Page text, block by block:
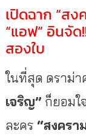
เปิดฉาก “สง
“แอฟ” อินจั
สองใบ
ในที่สุด ดราม่า
เจริญ” ก็ยอมใ
ละคร “สงครา